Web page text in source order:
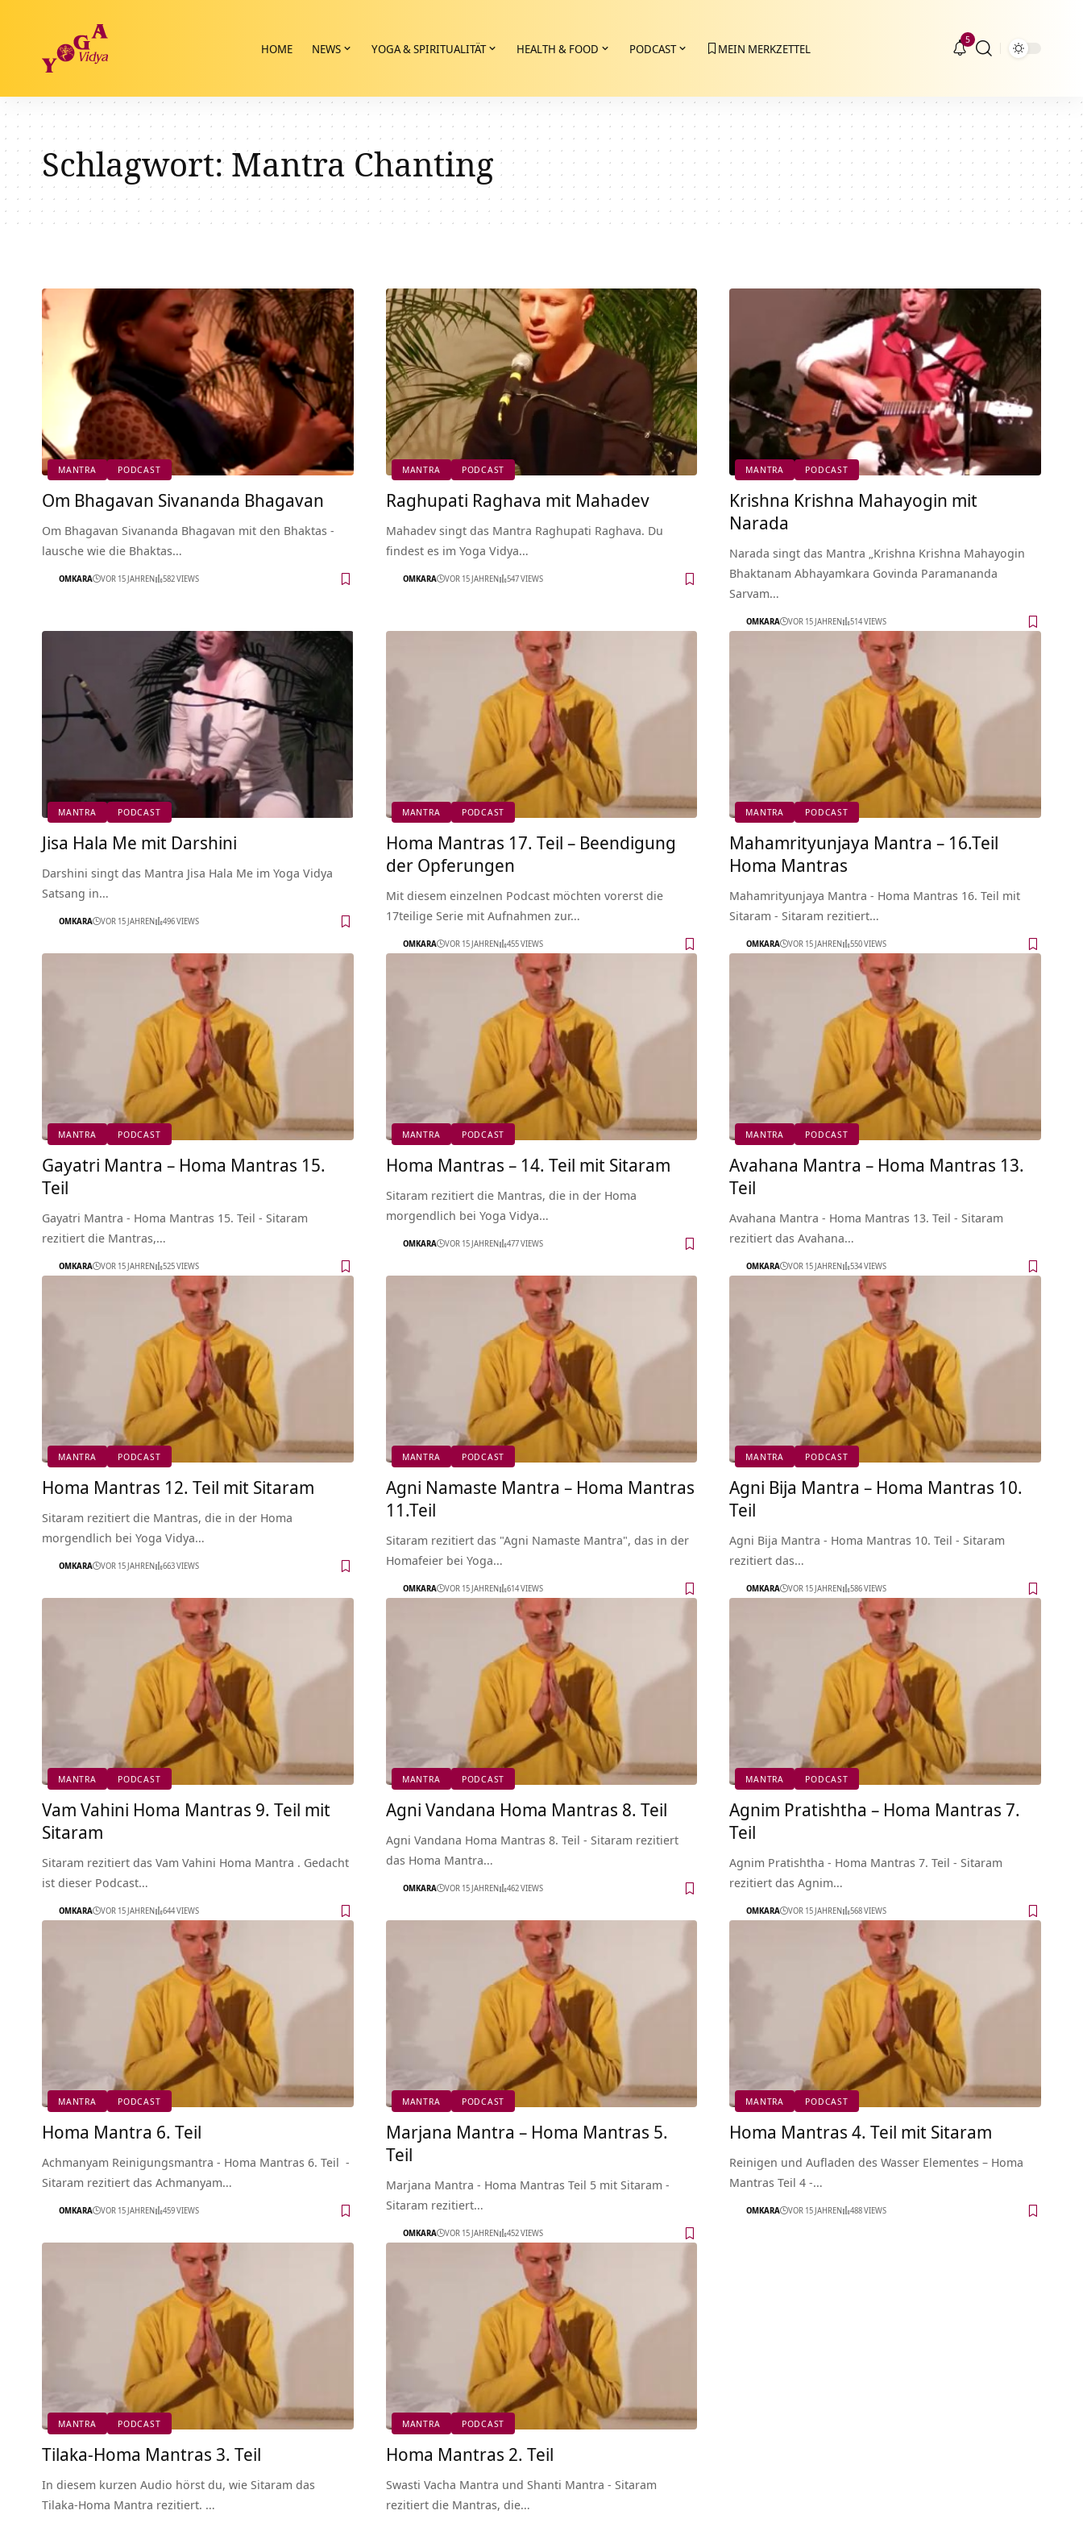
HOME NEWS YOGA & SPIRITUALITÄT HEALTH & FOOD PODCAST MEIN MERKZETTEL
5
Schlagwort:Mantra Chanting
MANTRA PODCAST
Om Bhagavan Sivananda Bhagavan
Om Bhagavan Sivananda Bhagavan mit den Bhaktas -
lausche wie die Bhaktas…
OMKARA VOR 15 JAHREN 582 VIEWS
MANTRA PODCAST
Raghupati Raghava mit Mahadev
Mahadev singt das Mantra Raghupati Raghava. Du
findest es im Yoga Vidya…
OMKARA VOR 15 JAHREN 547 VIEWS
MANTRA PODCAST
Krishna Krishna Mahayogin mit
Narada
Narada singt das Mantra „Krishna Krishna Mahayogin
Bhaktanam Abhayamkara Govinda Paramananda
Sarvam…
OMKARA VOR 15 JAHREN 514 VIEWS
MANTRA PODCAST
Jisa Hala Me mit Darshini
Darshini singt das Mantra Jisa Hala Me im Yoga Vidya
Satsang in…
OMKARA VOR 15 JAHREN 496 VIEWS
MANTRA PODCAST
Homa Mantras 17. Teil – Beendigung
der Opferungen
Mit diesem einzelnen Podcast möchten vorerst die
17teilige Serie mit Aufnahmen zur…
OMKARA VOR 15 JAHREN 455 VIEWS
MANTRA PODCAST
Mahamrityunjaya Mantra – 16.Teil
Homa Mantras
Mahamrityunjaya Mantra - Homa Mantras 16. Teil mit
Sitaram - Sitaram rezitiert…
OMKARA VOR 15 JAHREN 550 VIEWS
MANTRA PODCAST
Gayatri Mantra – Homa Mantras 15.
Teil
Gayatri Mantra - Homa Mantras 15. Teil - Sitaram
rezitiert die Mantras,…
OMKARA VOR 15 JAHREN 525 VIEWS
MANTRA PODCAST
Homa Mantras – 14. Teil mit Sitaram
Sitaram rezitiert die Mantras, die in der Homa
morgendlich bei Yoga Vidya…
OMKARA VOR 15 JAHREN 477 VIEWS
MANTRA PODCAST
Avahana Mantra – Homa Mantras 13.
Teil
Avahana Mantra - Homa Mantras 13. Teil - Sitaram
rezitiert das Avahana…
OMKARA VOR 15 JAHREN 534 VIEWS
MANTRA PODCAST
Homa Mantras 12. Teil mit Sitaram
Sitaram rezitiert die Mantras, die in der Homa
morgendlich bei Yoga Vidya…
OMKARA VOR 15 JAHREN 663 VIEWS
MANTRA PODCAST
Agni Namaste Mantra – Homa Mantras
11.Teil
Sitaram rezitiert das "Agni Namaste Mantra", das in der
Homafeier bei Yoga…
OMKARA VOR 15 JAHREN 614 VIEWS
MANTRA PODCAST
Agni Bija Mantra – Homa Mantras 10.
Teil
Agni Bija Mantra - Homa Mantras 10. Teil - Sitaram
rezitiert das…
OMKARA VOR 15 JAHREN 586 VIEWS
MANTRA PODCAST
Vam Vahini Homa Mantras 9. Teil mit
Sitaram
Sitaram rezitiert das Vam Vahini Homa Mantra . Gedacht
ist dieser Podcast…
OMKARA VOR 15 JAHREN 644 VIEWS
MANTRA PODCAST
Agni Vandana Homa Mantras 8. Teil
Agni Vandana Homa Mantras 8. Teil - Sitaram rezitiert
das Homa Mantra…
OMKARA VOR 15 JAHREN 462 VIEWS
MANTRA PODCAST
Agnim Pratishtha – Homa Mantras 7.
Teil
Agnim Pratishtha - Homa Mantras 7. Teil - Sitaram
rezitiert das Agnim…
OMKARA VOR 15 JAHREN 568 VIEWS
MANTRA PODCAST
Homa Mantra 6. Teil
Achmanyam Reinigungsmantra - Homa Mantras 6. Teil -
Sitaram rezitiert das Achmanyam…
OMKARA VOR 15 JAHREN 459 VIEWS
MANTRA PODCAST
Marjana Mantra – Homa Mantras 5.
Teil
Marjana Mantra - Homa Mantras Teil 5 mit Sitaram -
Sitaram rezitiert…
OMKARA VOR 15 JAHREN 452 VIEWS
MANTRA PODCAST
Homa Mantras 4. Teil mit Sitaram
Reinigen und Aufladen des Wasser Elementes – Homa
Mantras Teil 4 -…
OMKARA VOR 15 JAHREN 488 VIEWS
MANTRA PODCAST
Tilaka-Homa Mantras 3. Teil
In diesem kurzen Audio hörst du, wie Sitaram das
Tilaka-Homa Mantra rezitiert. …
MANTRA PODCAST
Homa Mantras 2. Teil
Swasti Vacha Mantra und Shanti Mantra - Sitaram
rezitiert die Mantras, die…